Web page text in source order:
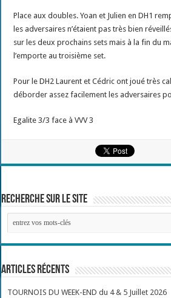
Place aux doubles. Yoan et Julien en DH1
les adversaires n’étaient pas très bien
sur les deux prochains sets mais à la fin du
l’emporte au troisième set.
Pour le DH2 Laurent et Cédric ont joué très
déborder assez facilement les adversaires
Egalite 3/3 face à VVV 3
Recherche sur le site
Articles récents
TOURNOIS DU WEEK-END du 4 & 5 Juillet 2026